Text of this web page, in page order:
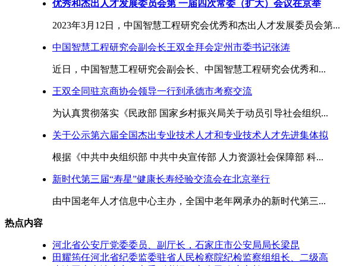
优秀和杰出人才发展委员会第 一届四次常委（扩大）会议在京举
2023年3月12日，中国智慧工程研究会优秀和杰出人才发展委员会第...
中国智慧工程研究会副会长王双全拜会定州市委书记张涛
近日，中国智慧工程研究会副会长、中国智慧工程研究会优秀和...
王双全同驻京商协会领导一行到承德市考察交流
为认真贯彻落实《民政部 国家乡村振兴局关于动员引导社会组织...
关于公示第六届全国杰出专业技术人才和专业技术人才先进集体拟
根据《中共中央组织部 中共中央宣传部 人力资源社会保障部 科...
新时代第三届“寿星”健康长寿经验交流会在北京举行
由中国老年人才信息中心主办，全国中老年网承办的新时代第三...
热点内容
河北省公安厅党委委员、副厅长，石家庄市公安局局长梁昆
田耀筠任河北省纪委监委驻省人民检察院纪检监察组组长、二级高